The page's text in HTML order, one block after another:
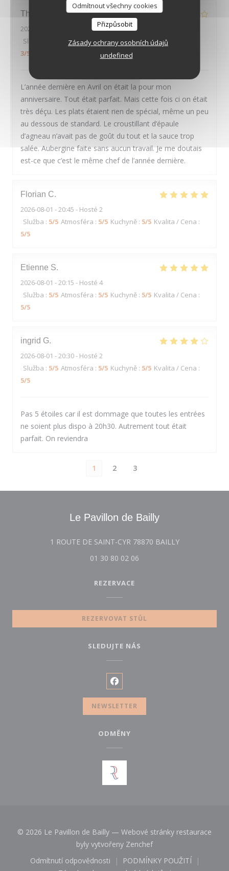
Odmítnout všechny cookies
Přizpůsobit
Zásady ochrany osobních údajů
undefined
Thierry
2026-07-30
- 20:00 - Hosté 2
Služba
Atmosféra :4/5 Kuchyně: 2/5 Kvalita / Cena
3/5
L’année dernière en Avril on était la pour mon
anniversaire. Tout était parfait. Mais cette fois ci on était
très déçu. Les plats étaient rien de spécial, même un peu
au dessous de standard. Le croustillant d’épaule
d’agneau n’avait pas de goût du tout et la sauce trop
salée. Aubergine faite sans aucun travail. Je me doutais
est-ce que c’est le même chef de l’année dernière.
Florian C
2026-08-01 - 20:45 - Hosté 2
Služba : 5/5 Atmosféra : 5/5 Kuchyně : 5/5 Kvalita / Cena :
5/5
Etienne S
2026-08-01 - 20:15 - Hosté 4
Služba : 5/5 Atmosféra : 5/5 Kuchyně : 5/5 Kvalita / Cena :
5/5
ingrid G
2026-08-01 - 20:30 - Hosté 2
Služba : 5/5 Atmosféra : 5/5 Kuchyně : 5/5 Kvalita / Cena :
5/5
Pas 5 étoiles car il est dommage que toutes les entrées
ne soient plus dispo à 20h30. Autrement tout était
parfait. On reviendra
1 2 3
Le Pavillon de Bailly
1 ROUTE DE SAINT-CYR 78870 BAILLY((otevře se v
01 30 80 02 06
REZERVACE
REZERVOVAT STŮL
SLEDUJTE NÁS
Facebook ((otevře se v
NEWSLETTER
ODMĚNY
© 2026 Le Pavillon de Bailly — Webové stránky restaurace
byly vytvořeny Zenchef((otevře se v novém
Odmítnutí odpovědnosti
((otevře se v novém okně))
PODMÍNKY POUŽITÍ
((otevře se v